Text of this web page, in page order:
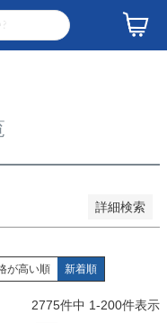
詳細検索
が高い順 新着順
2775件中 1-200件表示